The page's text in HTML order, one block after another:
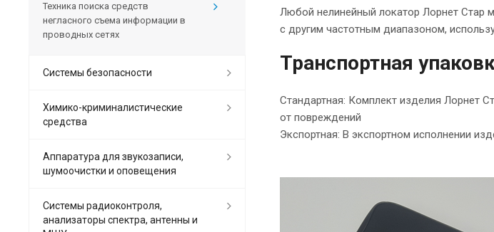
Любой нелинейный локатор Лорнет Стар
с другим частотным диапазоном,
Транспортная
Стандартная: Комплект изделия Лорнет
от повреждений
Экспортная: В экспортном исполнении
Техника поиска средств
негласного съема информации в
проводных сетях
Системы безопасности
Химико-криминалистические
средства
Аппаратура для звукозаписи,
шумоочистки и оповещения
Системы радиоконтроля,
анализаторы спектра, антенны и